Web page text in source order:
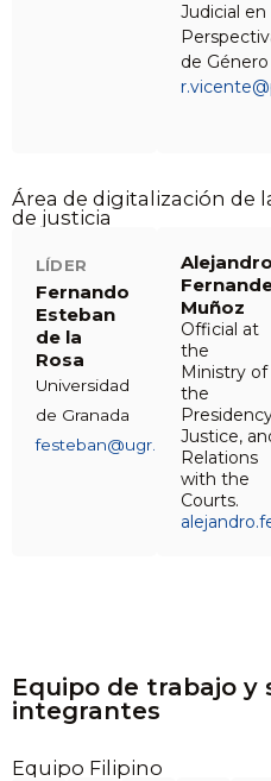
Judicial en
de Género
Área de digitalización de
de justicia
LÍDER
Fernando
Esteban
de la
Rosa
Universidad
de Granada
festeban@ugr.es
Alejandro
Muñoz
Official at
the
Ministry of
the
Justice,
Relations
with the
Courts.
Equipo de trabajo y
integrantes
Equipo Filipino